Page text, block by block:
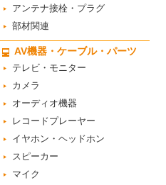
アンテナ接栓・プラグ
部材関連
AV機器・ケーブル・パーツ
テレビ・モニター
カメラ
オーディオ機器
レコードプレーヤー
イヤホン・ヘッドホン
スピーカー
マイク